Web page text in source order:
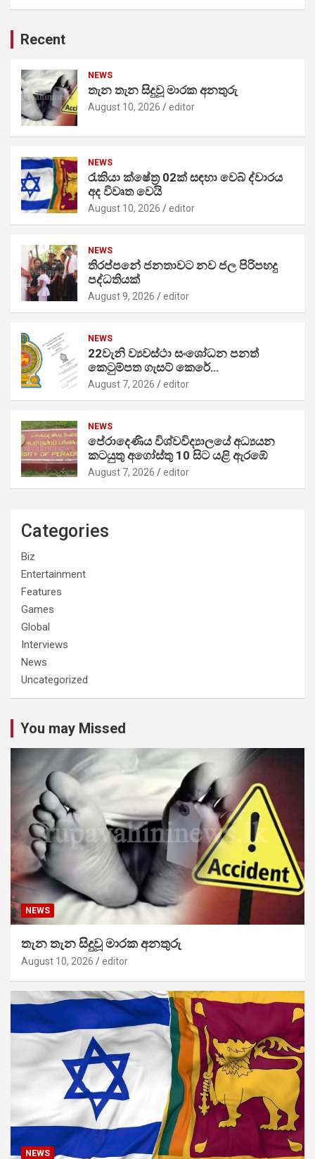
Recent
NEWS
තැන තැන සිදුවූ මාරක අනතුරු
August 10, 2026 editor
NEWS
රැකියා ක්ෂේත්‍ර 02ක් සඳහා වෙබ් ද්වාරය
අද විවෘත වෙයි
August 10, 2026 editor
NEWS
තිරප්පනේ ජනතාවට නව ජල පිරිපහදු
පද්ධතියක්
August 9, 2026 editor
NEWS
22වැනි ව්‍යවස්ථා සංශෝධන පනත්
කෙටුම්පත ගැසට් කෙරේ…
August 7, 2026 editor
NEWS
පේරාදෙණිය විශ්වවිද්‍යාලයේ අධ්‍යයන
කටයුතු අගෝස්තු 10 සිට යළි ඇරඹේ
August 7, 2026 editor
Categories
Biz
Entertainment
Features
Games
Global
Interviews
News
Uncategorized
You may Missed
NEWS
තැන තැන සිදුවූ මාරක අනතුරු
August 10, 2026 editor
NEWS